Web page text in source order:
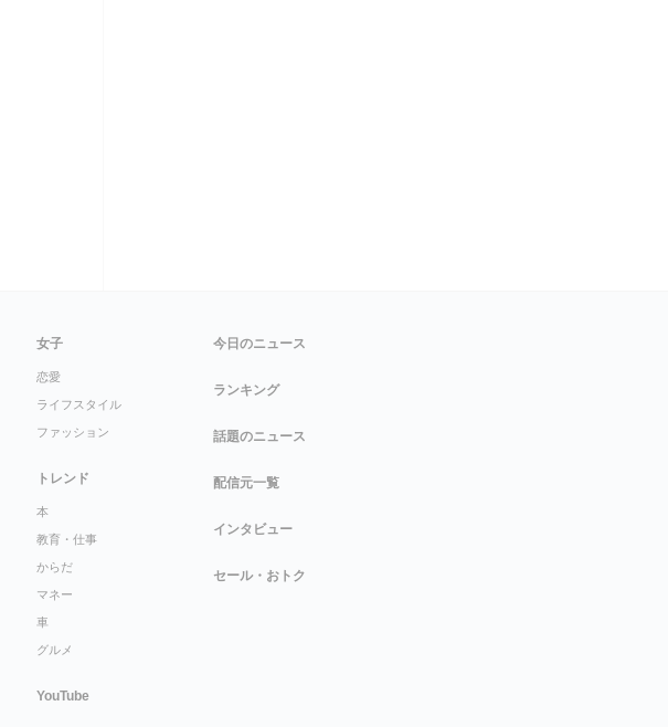
女子
恋愛
ライフスタイル
ファッション
トレンド
本
教育・仕事
からだ
マネー
車
グルメ
YouTube
今日のニュース
ランキング
話題のニュース
配信元一覧
インタビュー
セール・おトク